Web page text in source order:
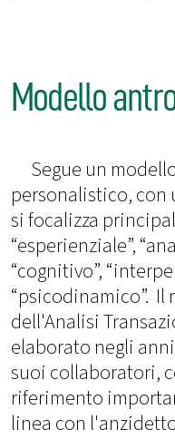
Modello
Segue un
personalistico,
si focalizza
“esperienziale”,
“cognitivo”,
“psicodinamico”.
dell'Analisi
elaborato negli
suoi collaboratori,
riferimento
linea con